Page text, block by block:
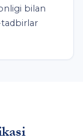
bilan
tadbirlar